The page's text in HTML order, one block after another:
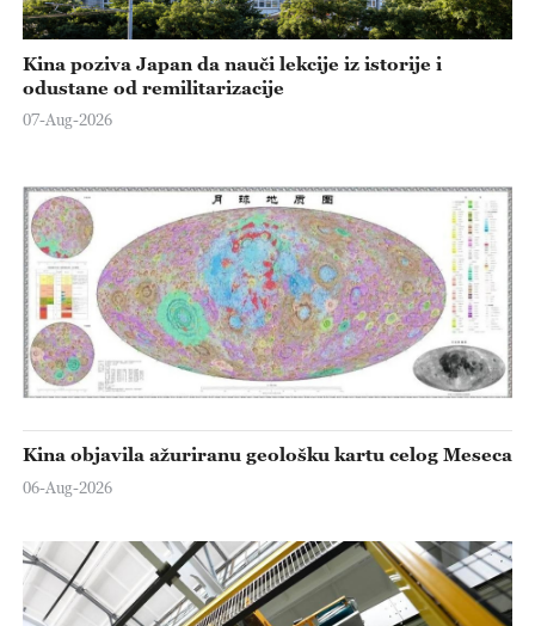
Kina poziva Japan da nauči lekcije iz istorije i
odustane od remilitarizacije
07-Aug-2026
Kina objavila ažuriranu geološku kartu celog Meseca
06-Aug-2026